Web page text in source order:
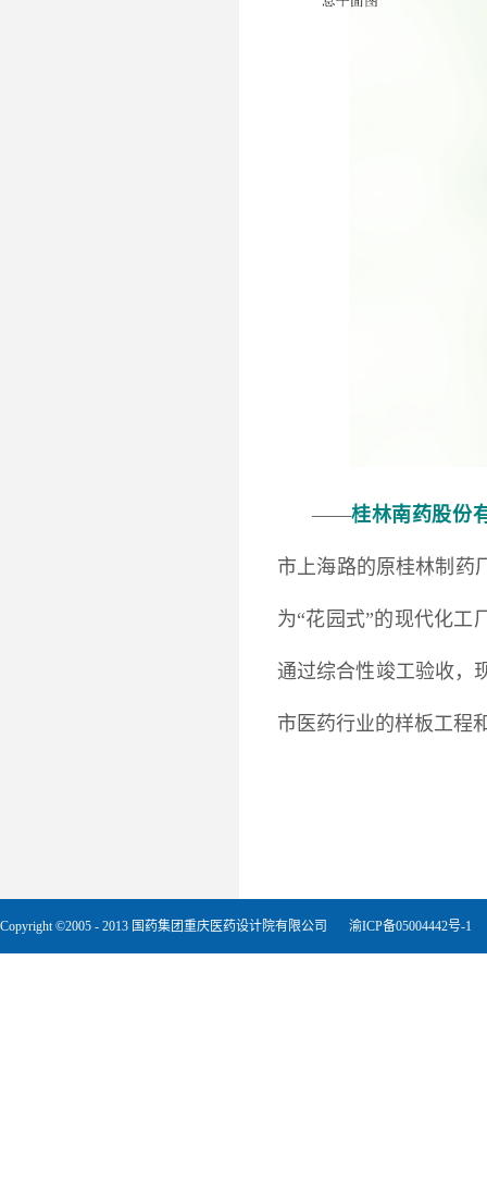
——桂林南药股份
市上海路的原桂林制药
为“花园式”的现代化工
通过综合性竣工验收，
市医药行业的样板工程
Copyright ©2005 - 2013 国药集团重庆医药设计院有限公司 渝ICP备05004442号-1